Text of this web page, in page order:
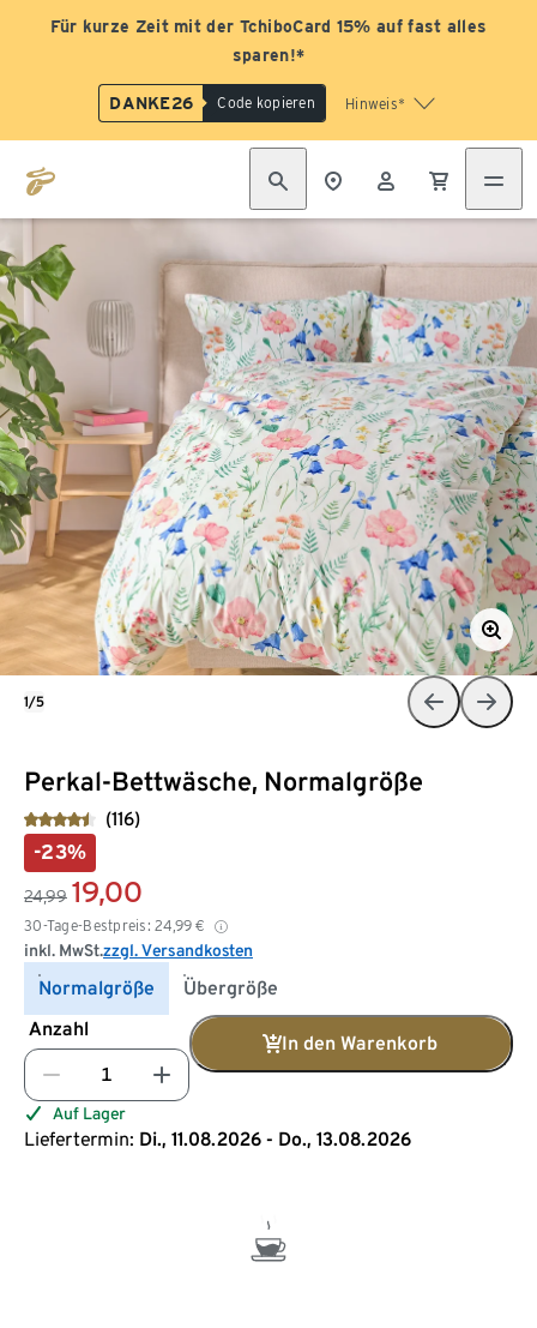
Für kurze Zeit mit der TchiboCard 15% auf fast alles
sparen!*
DANKE26 Code kopieren Hinweis*
Perkal-Bettwäsche, Normalgröße
(116)
-23%
24,99 19,00
30-Tage-Bestpreis: 24,99 €
inkl. MwSt.zzgl. Versandkosten
Normalgröße
Übergröße
Anzahl
In den Warenkorb
Auf Lager
Liefertermin: Di., 11.08.2026 - Do., 13.08.2026
1/5